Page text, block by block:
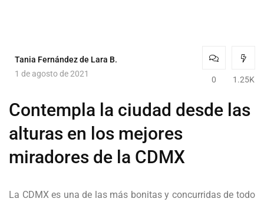
Tania Fernández de Lara B.
1 de agosto de 2021
0 1.25K
Contempla la ciudad desde las
alturas en los mejores
miradores de la CDMX
La CDMX es una de las más bonitas y concurridas de todo